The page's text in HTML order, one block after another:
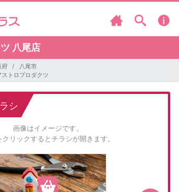
八尾店
府
八尾市
ストロプロダクツ
シ
画像はイメージです。
リックするとチラシが開きます。